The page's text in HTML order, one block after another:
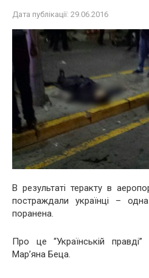
Дата публікації: 29.06.2016
В результаті теракту в
постраждали українці –
поранена.
Про це “Українській
Мар’яна Беца.